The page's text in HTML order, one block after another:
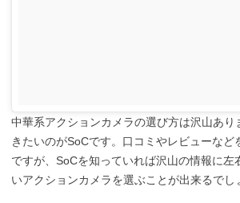
中華系アクションカメラの選び方は沢山あり
きたいのがSoCです。口コミやレビューなど
ですが、SoCを知っていれば沢山の情報に左
いアクションカメラを選ぶことが出来るでし